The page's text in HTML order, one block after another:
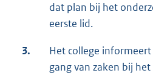
dat plan bij het
eerste lid.
3.
Het college
gang van zaken bij